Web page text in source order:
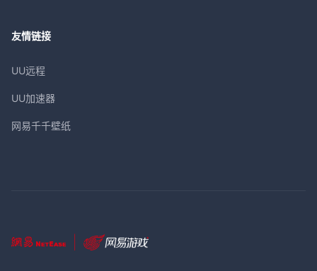
友情链接
UU远程
UU加速器
网易千千壁纸